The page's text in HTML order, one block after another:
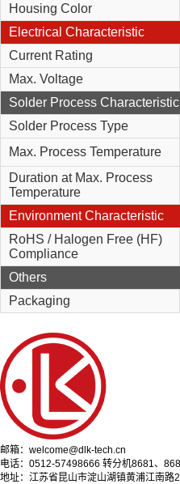
Housing Color
Electrical Characteristic
Current Rating
Max. Voltage
Solder Process Characteristic
Solder Process Type
Max. Process Temperature
Duration at Max. Process
Temperature
Environment Characteristic
RoHS / Halogen Free (HF)
Compliance
Others
Packaging
邮箱：welcome@dlk-tech.cn
电话：0512-57498666 转分机8681、
地址：江苏省昆山市淀山湖镇黄浦江南路